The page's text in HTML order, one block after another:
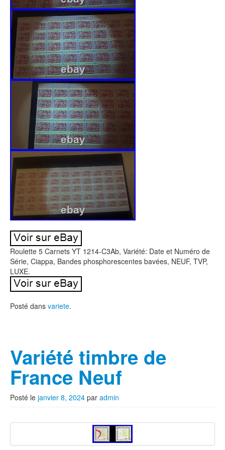
Roulette 5 Carnets YT 1214-C3Ab, Variété: Date et Numéro de
Série, Ciappa, Bandes phosphorescentes bavées, NEUF, TVP,
LUXE.
Posté dans variete.
Variété timbre de
France Neuf
Posté le janvier 8, 2024 par admin